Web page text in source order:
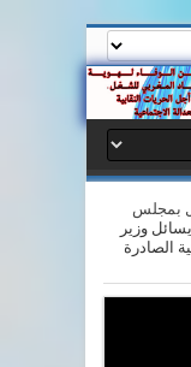
بمجلس
وزير
الصادرة